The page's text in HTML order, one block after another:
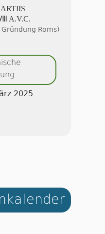
A.V.C.
Roms)
2025